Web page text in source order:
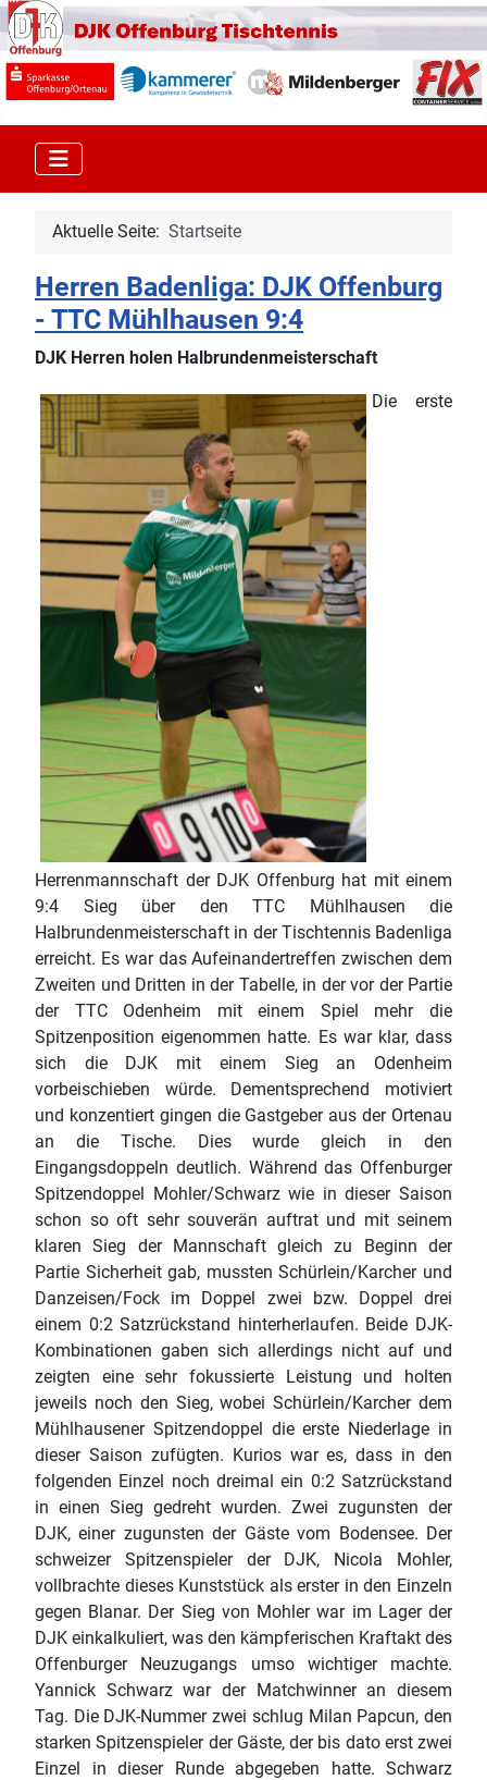
Aktuelle Seite: Startseite
Herren Badenliga: DJK Offenburg
- TTC Mühlhausen 9:4
DJK Herren holen Halbrundenmeisterschaft
Die erste
Herrenmannschaft der DJK Offenburg hat mit einem
9:4 Sieg über den TTC Mühlhausen die
Halbrundenmeisterschaft in der Tischtennis Badenliga
erreicht. Es war das Aufeinandertreffen zwischen dem
Zweiten und Dritten in der Tabelle, in der vor der Partie
der TTC Odenheim mit einem Spiel mehr die
Spitzenposition eigenommen hatte. Es war klar, dass
sich die DJK mit einem Sieg an Odenheim
vorbeischieben würde. Dementsprechend motiviert
und konzentiert gingen die Gastgeber aus der Ortenau
an die Tische. Dies wurde gleich in den
Eingangsdoppeln deutlich. Während das Offenburger
Spitzendoppel Mohler/Schwarz wie in dieser Saison
schon so oft sehr souverän auftrat und mit seinem
klaren Sieg der Mannschaft gleich zu Beginn der
Partie Sicherheit gab, mussten Schürlein/Karcher und
Danzeisen/Fock im Doppel zwei bzw. Doppel drei
einem 0:2 Satzrückstand hinterherlaufen. Beide DJK-
Kombinationen gaben sich allerdings nicht auf und
zeigten eine sehr fokussierte Leistung und holten
jeweils noch den Sieg, wobei Schürlein/Karcher dem
Mühlhausener Spitzendoppel die erste Niederlage in
dieser Saison zufügten. Kurios war es, dass in den
folgenden Einzel noch dreimal ein 0:2 Satzrückstand
in einen Sieg gedreht wurden. Zwei zugunsten der
DJK, einer zugunsten der Gäste vom Bodensee. Der
schweizer Spitzenspieler der DJK, Nicola Mohler,
vollbrachte dieses Kunststück als erster in den Einzeln
gegen Blanar. Der Sieg von Mohler war im Lager der
DJK einkalkuliert, was den kämpferischen Kraftakt des
Offenburger Neuzugangs umso wichtiger machte.
Yannick Schwarz war der Matchwinner an diesem
Tag. Die DJK-Nummer zwei schlug Milan Papcun, den
starken Spitzenspieler der Gäste, der bis dato erst zwei
Einzel in dieser Runde abgegeben hatte. Schwarz